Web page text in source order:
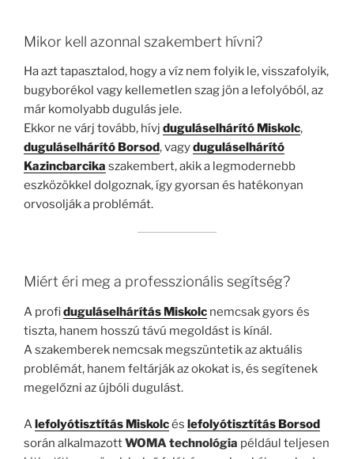
Mikor kell azonnal szakembert hívni?
Ha azt tapasztalod, hogy a víz nem folyik le, visszafolyik,
bugyborékol vagy kellemetlen szag jön a lefolyóból, az
már komolyabb dugulás jele.
Ekkor ne várj tovább, hívj duguláselhárító Miskolc,
duguláselhárító Borsod, vagyduguláselhárító
Kazincbarcika szakembert, akik a legmodernebb
eszközökkel dolgoznak, így gyorsan és hatékonyan
orvosolják a problémát.
Miért éri meg a professzionális segítség?
A profiduguláselhárítás Miskolc nemcsak gyors és
tiszta, hanem hosszú távú megoldást is kínál.
A szakemberek nemcsak megszüntetik az aktuális
problémát, hanem feltárják az okokat is, és segítenek
megelőzni az újbóli dugulást.
Alefolyótisztítás Miskolcés lefolyótisztítás Borsod
során alkalmazottWOMA technológia például teljesen